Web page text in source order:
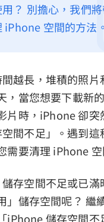
？ 別擔心，我們
iPhone 空間的方法。
越長，堆積的照片
，當您想要下載新
片時，iPhone 卻突
空間不足」。遇到
需要清理 iPhone 空
存空間不足或已滿
」儲存空間呢？ 繼
iPhone 儲存空間不